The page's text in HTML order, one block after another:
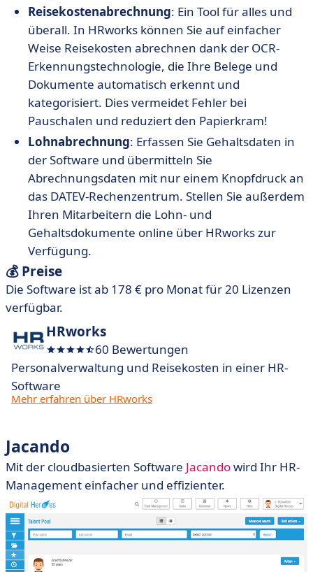
Reisekostenabrechnung: Ein Tool für alles und
überall. In HRworks können Sie auf einfacher
Weise Reisekosten abrechnen dank der OCR-
Erkennungstechnologie, die Ihre Belege und
Dokumente automatisch erkennt und
kategorisiert. Dies vermeidet Fehler bei
Pauschalen und reduziert den Papierkram!
Lohnabrechnung: Erfassen Sie Gehaltsdaten in
der Software und übermitteln Sie
Abrechnungsdaten mit nur einem Knopfdruck an
das DATEV-Rechenzentrum. Stellen Sie außerdem
Ihren Mitarbeitern die Lohn- und
Gehaltsdokumente online über HRworks zur
Verfügung.
💰 Preise
Die Software ist ab 178 € pro Monat für 20 Lizenzen
verfügbar.
HRworks
60 Bewertungen
Personalverwaltung und Reisekosten in einer HR-
Software
Mehr erfahren über HRworks
Jacando
Mit der cloudbasierten Software Jacandowird Ihr HR-
Management einfacher und effizienter.